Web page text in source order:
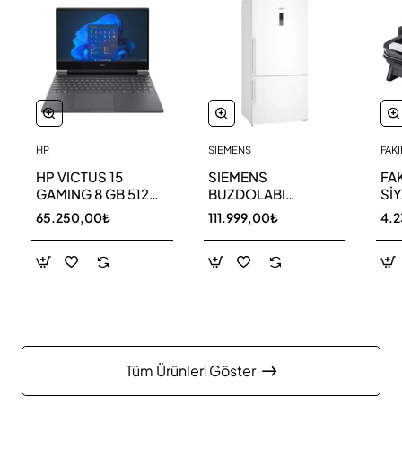
HP
HP VICTUS 15
GAMING 8 GB 512
GB SSD LAPTOP
FA0011NT 80D33EA
65.250,00₺
SIEMENS
SIEMENS
BUZDOLABI
KG86NCWE0N
111.999,00₺
Tüm Ürünleri Göster